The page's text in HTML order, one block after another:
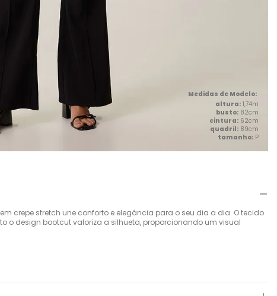
altura: 1,74m
busto: 82cm
cintura: 62cm
quadril: 89cm
tamanho: P
crepe stretch une conforto e elegância para o seu dia a dia. O tecido
o design bootcut valoriza a silhueta, proporcionando um visual